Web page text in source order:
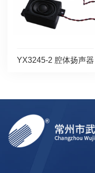
YX3245-2 腔体扬声器